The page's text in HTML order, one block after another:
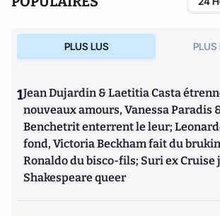
PLUS LUS PLUS
1Jean Dujardin & Laetitia Casta
nouveaux amours, Vanessa Paradis
Benchetrit enterrent le leur;
fond, Victoria Beckham fait du
Ronaldo du bisco-fils; Suri ex Cruise
Shakespeare queer